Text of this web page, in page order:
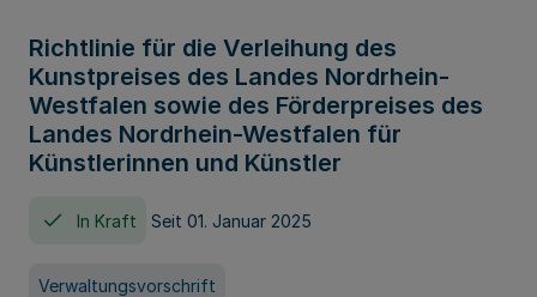
Richtlinie für die Verleihung des
Kunstpreises des Landes Nordrhein-
Westfalen sowie des Förderpreises des
Landes Nordrhein-Westfalen für
Künstlerinnen und Künstler
In Kraft Seit 01. Januar 2025
Verwaltungsvorschrift